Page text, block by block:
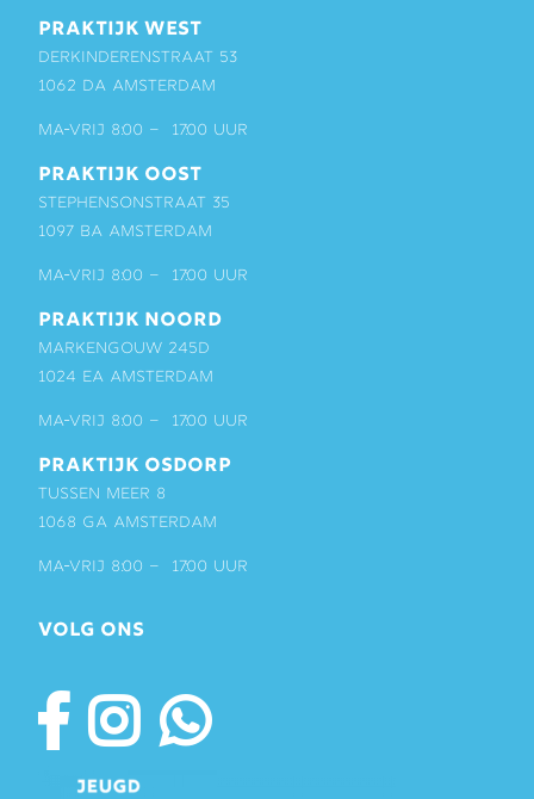
PRAKTIJK WEST
Derkinderenstraat 53
1062 DA Amsterdam
ma-vrij 8:00 – 17:00 uur
PRAKTIJK OOST
Stephensonstraat 35
1097 BA Amsterdam
ma-vrij 8:00 – 17:00 uur
PRAKTIJK NOORD
Markengouw 245D
1024 EA Amsterdam
ma-vrij 8:00 – 17:00 uur
PRAKTIJK OSDORP
Tussen Meer 8
1068 GA Amsterdam
ma-vrij 8:00 – 17:00 uur
VOLG ONS